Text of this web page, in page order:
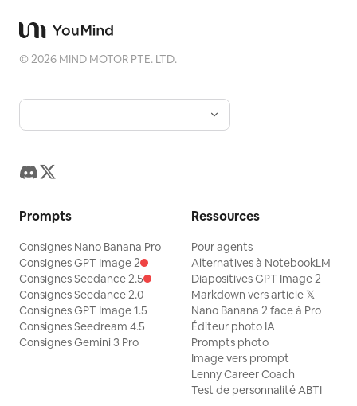
©2026 MIND MOTOR PTE. LTD.
Prompts
Consignes Nano Banana Pro
Consignes GPT Image 2
Consignes Seedance 2.5
Consignes Seedance 2.0
Consignes GPT Image 1.5
Consignes Seedream 4.5
Consignes Gemini 3 Pro
Ressources
Pour agents
Alternatives à NotebookLM
Diapositives GPT Image 2
Markdown vers article 𝕏
Nano Banana 2 face à Pro
Éditeur photo IA
Prompts photo
Image vers prompt
Lenny Career Coach
Test de personnalité ABTI